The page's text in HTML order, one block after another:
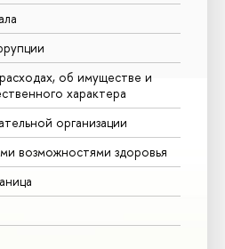
об имуществе и
характера
организации
возможностями здоровья